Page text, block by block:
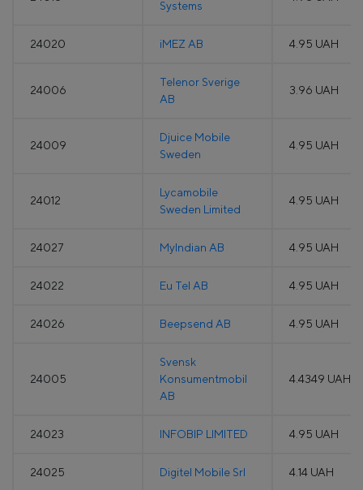
Systems
24020 iMEZ AB 4.95 UAH
24006
Telenor Sverige
AB
3.96 UAH
24009
Djuice Mobile
Sweden
4.95 UAH
24012
Lycamobile
Sweden Limited
4.95 UAH
24027 MyIndian AB 4.95 UAH
24022 Eu Tel AB 4.95 UAH
24026 Beepsend AB 4.95 UAH
24005
Svensk
Konsumentmobil
AB
4.4349 UAH
24023 INFOBIP LIMITED 4.95 UAH
24025 Digitel Mobile Srl 4.14 UAH